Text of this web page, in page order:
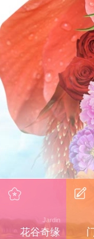
Jardin
花谷奇缘